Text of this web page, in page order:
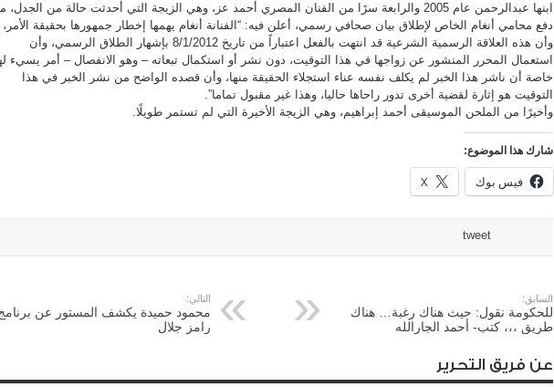
ابنها عبدالرحمن عام 2005 والرابعة سرًا من الفنان المصري أحمد عز، وهي الزيجة التي أحدثت حالة من الجدل،
دفع محامي أنغام الخاص لإطلاق بيان صحافي رسمي، أعلن فيه: “الفنانة أنغام يهمها إخطار جمهورها بحقيقة الأمر،
وأن هذه العلاقة الرسمية الشرعية قد انتهت بالفعل اعتباراً من تاريخ 8/1/2012 بإشهار الطلاق الرسمي، وأن
استعمال المحرر المنشور عن زواجها في هذا التوقيت، دون نشر أو استكمال تبعاته – وهو الانفصال – أمر يسيء
خاصة أن ناشر هذا الخبر لم يكلف نفسه عناء استجلاء الحقيقة منها، وأن قصده الواضح من نشر الخبر في هذا
التوقيت هو إثارة لقضية أخرى تدور راحاها حاليا، وهذا غير مقبول تماما”.
وأخيرًا من الملحن الموسيقى أحمد إبراهيم، وهي الزيجة الأخيرة التي لم تستمر طويلًا.
شارك هذا الموضوع:
فيس بوك X
tweet
السابق:
للحكومة نقول: حيث هناك رغبة… هناك
طريق ،،، كتب- أحمد الجارالله
التالي:
محمود حميدة يكشف المستور عن
رامز جلال
عن فريق التحرير